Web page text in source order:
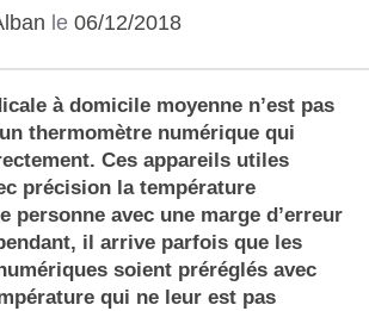
le 06/12/2018
à domicile moyenne n’est pas
thermomètre numérique qui
Ces appareils utiles
précision la température
personne avec une marge d’erreur
il arrive parfois que les
soient préréglés avec
qui ne leur est pas